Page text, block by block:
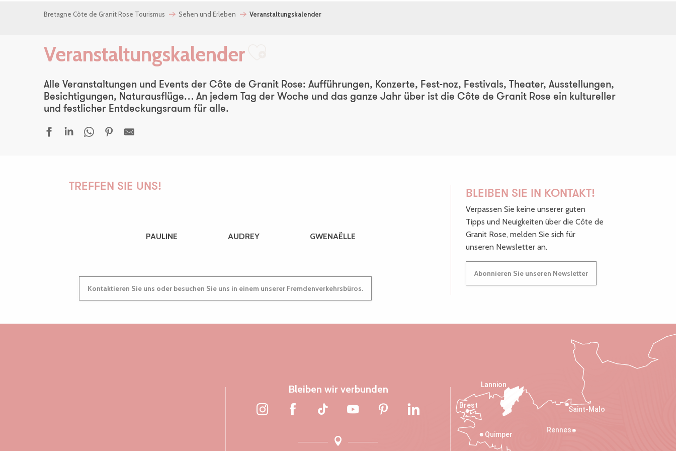
Bretagne Côte de Granit Rose Tourismus Sehen und Erleben Veranstaltungskalender
Veranstaltungskalender
Alle Veranstaltungen und Events der Côte de Granit Rose: Aufführungen, Konzerte, Fest-noz, Festivals, Theater, Ausstellungen,
Besichtigungen, Naturausflüge… An jedem Tag der Woche und das ganze Jahr über ist die Côte de Granit Rose ein kultureller
und festlicher Entdeckungsraum für alle.
Sur les traces de Faudacq
Duo & Concerto - Festival La vie en musique
Expériences autour du sable
TREFFEN SIE UNS!
PAULINE AUDREY GWENAËLLE
Kontaktieren Sie uns oder besuchen Sie uns in einem unserer Fremdenverkehrsbüros.
BLEIBEN SIE IN KONTAKT!
Verpassen Sie keine unserer guten
Tipps und Neuigkeiten über die Côte de
Granit Rose, melden Sie sich für
unseren Newsletter an.
Abonnieren Sie unseren Newsletter
Bleiben wir verbunden
Saint-Malo
Rennes
Quimper
Lannion
Brest